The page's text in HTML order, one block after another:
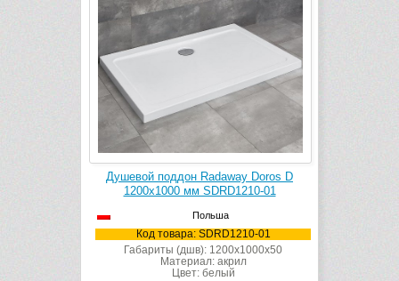
Душевой поддон Radaway Doros D
1200х1000 мм SDRD1210-01
Польша
Код товара: SDRD1210-01
Габариты (дшв): 1200x1000x50
Материал: акрил
Цвет: белый